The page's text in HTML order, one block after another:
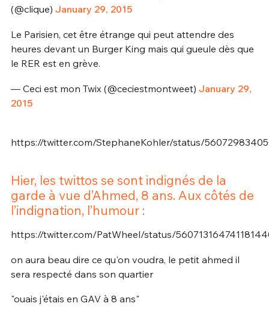
(@clique) January 29, 2015
Le Parisien, cet être étrange qui peut attendre des
heures devant un Burger King mais qui gueule dès que
le RER est en grève.
— Ceci est mon Twix (@ceciestmontweet) January 29,
2015
https://twitter.com/StephaneKohler/status/
Hier, les twittos se sont indignés de la
garde à vue d’Ahmed, 8 ans. Aux côtés de
l’indignation, l’humour :
https://twitter.com/PatWheel/status/
on aura beau dire ce qu'on voudra, le petit ahmed il
sera respecté dans son quartier
"ouais j'étais en GAV à 8 ans"